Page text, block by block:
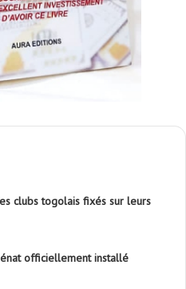
clubs togolais fixés sur leurs
officiellement installé